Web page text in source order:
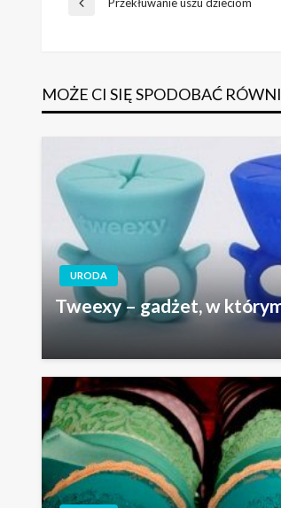
Nawigacja
Poprzedni
MOŻE CI SIĘ SPODOBAĆ
URODA
Tweexy – gadżet, w